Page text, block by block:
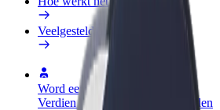
Veelgestelde Vragen
Word een chauffeur
Verdien geld op jouw voorwaarden